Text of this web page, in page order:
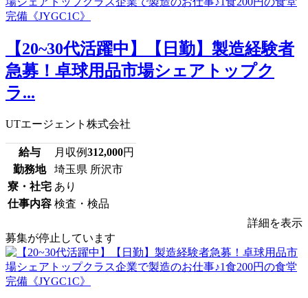
【20~30代活躍中】【日勤】製造経験者
急募！卓球用品市場シェアトップク
ラ...
UTエージェント株式会社
給与 月収例312,000円
勤務地
埼玉県 所沢市
寮・社宅 あり
仕事内容 検査・検品
詳細を表示
募集が停止しています